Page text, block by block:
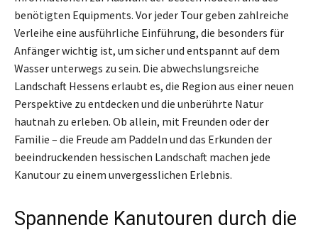
benötigten Equipments. Vor jeder Tour geben zahlreiche
Verleihe eine ausführliche Einführung, die besonders für
Anfänger wichtig ist, um sicher und entspannt auf dem
Wasser unterwegs zu sein. Die abwechslungsreiche
Landschaft Hessens erlaubt es, die Region aus einer neuen
Perspektive zu entdecken und die unberührte Natur
hautnah zu erleben. Ob allein, mit Freunden oder der
Familie – die Freude am Paddeln und das Erkunden der
beeindruckenden hessischen Landschaft machen jede
Kanutour zu einem unvergesslichen Erlebnis.
Spannende Kanutouren durch die